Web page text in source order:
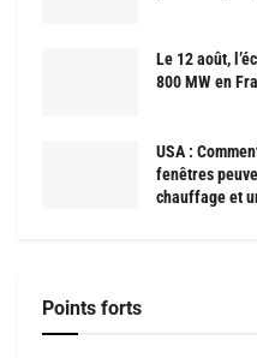
Le 12 août,
800 MW en
USA :
fenêtres
chauffage et
Points forts